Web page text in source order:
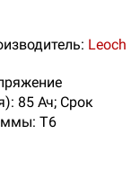
Leoch
85 Ач; Срок
T6